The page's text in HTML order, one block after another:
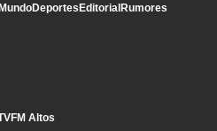
DeportesEditorialRumores
FM Altos